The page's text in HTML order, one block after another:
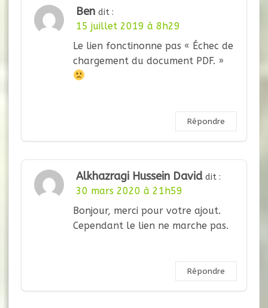
Ben dit :
15 juillet 2019 à 8h29
Le lien fonctinonne pas « Échec de
chargement du document PDF. »
Répondre
Alkhazragi Hussein David dit :
30 mars 2020 à 21h59
Bonjour, merci pour votre ajout.
Cependant le lien ne marche pas.
Répondre